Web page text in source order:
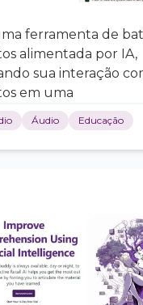
ferramenta de
alimentada por IA,
sua interação
em uma
Áudio Educação